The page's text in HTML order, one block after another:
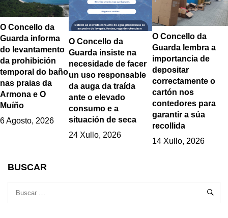
O Concello da
Guarda informa
do levantamento
da prohibición
temporal do baño
nas praias da
Armona e O
Muíño
6 Agosto, 2026
O Concello da
Guarda insiste na
necesidade de facer
un uso responsable
da auga da traída
ante o elevado
consumo e a
situación de seca
24 Xullo, 2026
O Concello da
Guarda lembra a
importancia de
depositar
correctamente o
cartón nos
contedores para
garantir a súa
recollida
14 Xullo, 2026
BUSCAR